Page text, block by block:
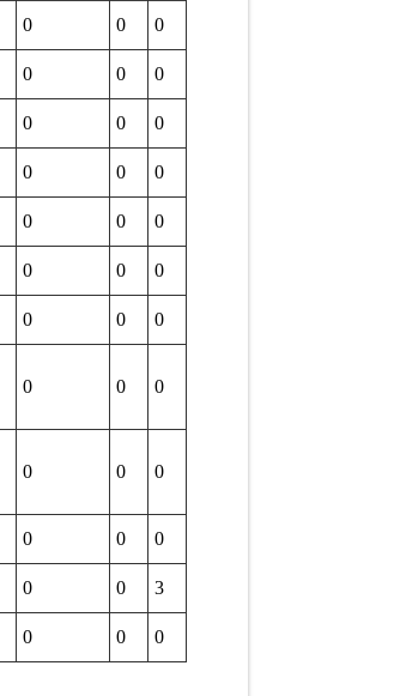
0 0 0
0 0 0
0 0 0
0 0 0
0 0 0
0 0 0
0 0 0
0 0 0
0 0 0
0 0 0
0 0 3
0 0 0